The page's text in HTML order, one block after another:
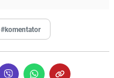
#komentator